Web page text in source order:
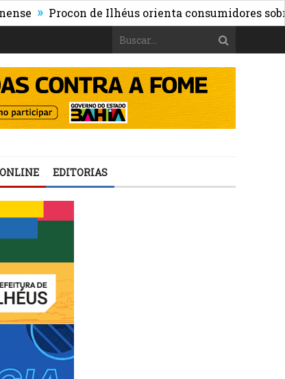
Procon de Ilhéus orienta consumidores sobre os
EDITORIAS